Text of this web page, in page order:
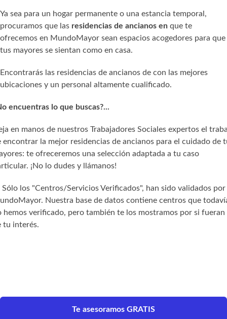
Ya sea para un hogar permanente o una estancia temporal,
procuramos que las residencias de ancianos en que te
ofrecemos en MundoMayor sean espacios acogedores para que
tus mayores se sientan como en casa.
Encontrarás las residencias de ancianos de con las mejores
ubicaciones y un personal altamente cualificado.
encuentras lo que buscas?...
en manos de nuestros Trabajadores Sociales expertos el
encontrar la mejor residencias de ancianos para el cuidado de
te ofreceremos una selección adaptada a tu caso
¡No lo dudes y llámanos!
Sólo los "Centros/Servicios Verificados", han sido validados por
Nuestra base de datos contiene centros que
hemos verificado, pero también te los mostramos por si fueran
tu interés.
Te asesoramos GRATIS